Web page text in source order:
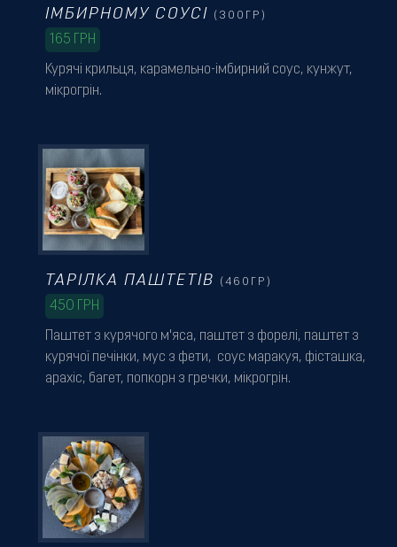
Курячі крильця, карамельно-імбирний соус, кунжут,
мікрогрін.
ІМБИРНОМУ СОУСІ
(300ГР)
165 ГРН
Паштет з курячого м'яса, паштет з форелі, паштет з
курячої печінки, мус з фети, соус маракуя, фісташка,
арахіс, багет, попкорн з гречки, мікрогрін.
ТАРІЛКА ПАШТЕТІВ (460ГР)
450 ГРН